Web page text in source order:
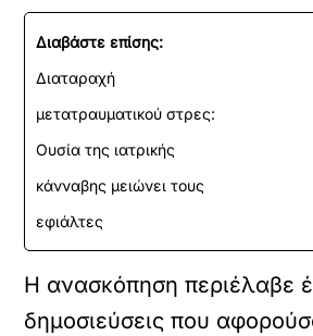
Διαβάστε επίσης:
Διαταραχή
μετατραυματικού στρες:
Ουσία της ιατρικής
κάνναβης μειώνει τους
εφιάλτες
Η ανασκόπηση περιέλαβε
δημοσιεύσεις που